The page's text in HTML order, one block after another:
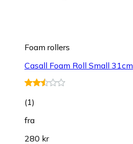
Foam rollers
Casall Foam Roll Small 31cm
(1)
fra
280 kr